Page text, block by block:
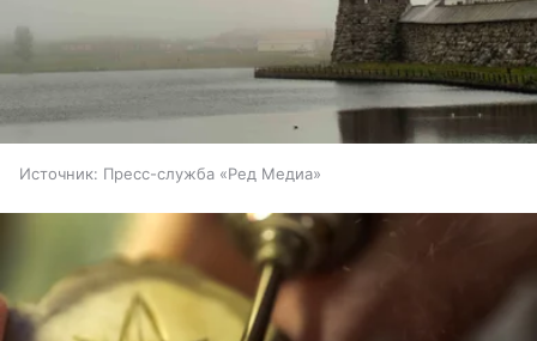
Источник: Пресс-служба «Ред Медиа»